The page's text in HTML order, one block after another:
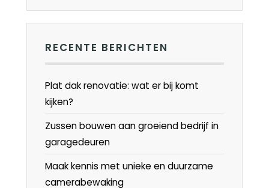
RECENTE BERICHTEN
Plat dak renovatie: wat er bij komt
kijken?
Zussen bouwen aan groeiend bedrijf in
garagedeuren
Maak kennis met unieke en duurzame
camerabewaking